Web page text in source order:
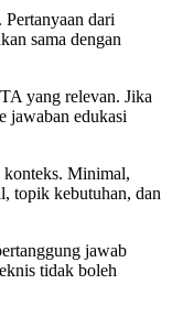
dari
sama dengan
yang relevan. Jika
jawaban edukasi
konteks. Minimal,
topik kebutuhan, dan
jawab
tidak boleh